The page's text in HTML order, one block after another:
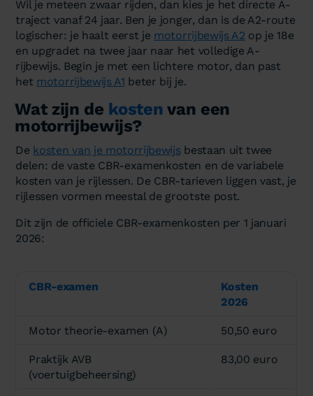
Wil je meteen zwaar rijden, dan kies je het directe A-
traject vanaf 24 jaar. Ben je jonger, dan is de A2-route
logischer: je haalt eerst je motorrijbewijs A2 op je 18e
en upgradet na twee jaar naar het volledige A-
rijbewijs. Begin je met een lichtere motor, dan past
het motorrijbewijs A1 beter bij je.
Wat zijn de kosten van een
motorrijbewijs?
De kosten van je motorrijbewijsbestaan uit twee
delen: de vaste CBR-examenkosten en de variabele
kosten van je rijlessen. De CBR-tarieven liggen vast, je
rijlessen vormen meestal de grootste post.
Dit zijn de officiele CBR-examenkosten per 1 januari
2026:
CBR-examen
Kosten
2026
Motor theorie-examen (A) 50,50 euro
Praktijk AVB
(voertuigbeheersing)
83,00 euro